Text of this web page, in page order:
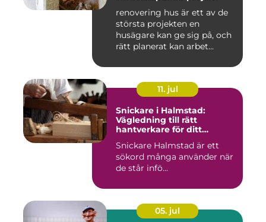
renovering hus är ett av de
största projekten en
husägare kan ge sig på, och
rätt planerat kan arbet...
11. jul
Snickare i Halmstad:
Vägledning till rätt
hantverkare för ditt
Snickare Halmstad är ett
sökord många använder när
de står infö...
05. jul